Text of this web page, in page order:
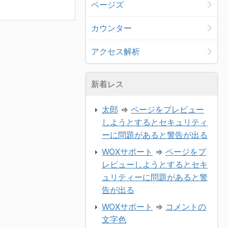
ページズ
カウンター
アクセス解析
新着レス
太郎 ⇒ ページをプレビュー
しようとするとセキュリティ
ーに問題があると警告が出る
WOXサポート ⇒ ページをプ
レビューしようとするとセキ
ュリティーに問題があると警
告が出る
WOXサポート ⇒ コメントの
文字色